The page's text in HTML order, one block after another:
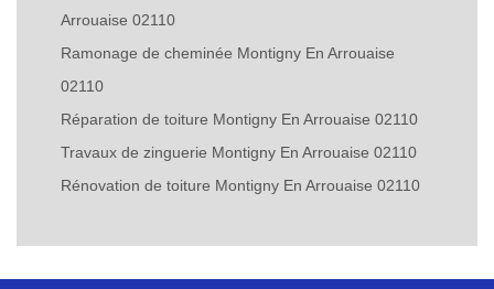
Arrouaise 02110
Ramonage de cheminée Montigny En Arrouaise
02110
Réparation de toiture Montigny En Arrouaise 02110
Travaux de zinguerie Montigny En Arrouaise 02110
Rénovation de toiture Montigny En Arrouaise 02110